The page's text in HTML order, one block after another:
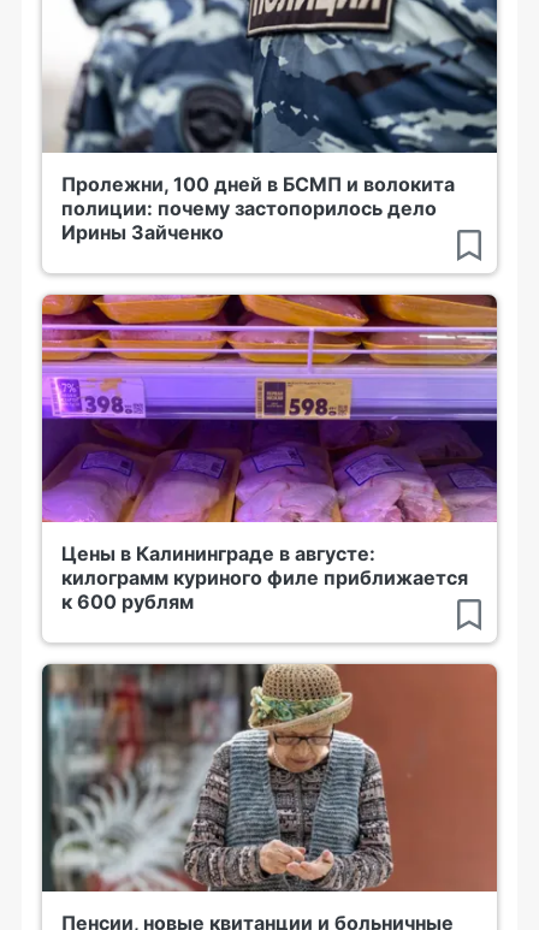
Пролежни, 100 дней в БСМП и волокита
полиции: почему застопорилось дело
Ирины Зайченко
Цены в Калининграде в августе:
килограмм куриного филе приближается
к 600 рублям
Пенсии, новые квитанции и больничные